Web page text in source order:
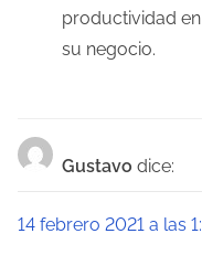
productividad
su negocio.
Gustavo dice:
14 febrero 2021 a las